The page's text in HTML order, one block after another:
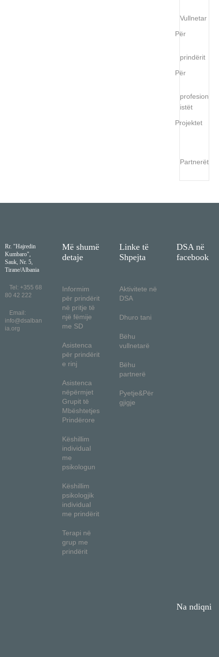
Vullnetar
Për
prindërit
Për
profesion
istët
Projektet
Partnerët
Rr. "Hajredin
Kumbaro",
Sauk, Nr. 5,
Tirane/Albania
Tel: +355 68
80 42 222
Email:
info@dsalban
ia.org
Më shumë
detaje
Informim
për prindërit
në pritje të
një fëmije
me SD
Asistenca
për prindërit
e rinj
Asistenca
nëpërmjet
Grupit të
Mbështetjes
Prindërore
Këshillim
individual
me
psikologun
Këshillim
psikologjik
individual
me prindërit
Terapi në
grup me
prindërit
Linke të
Shpejta
Aktivitete në
DSA
Dhuro tani
Bëhu
vullnetarë
Bëhu
partnerë
Pyetje&Për
gjigje
DSA në
facebook
Na ndiqni